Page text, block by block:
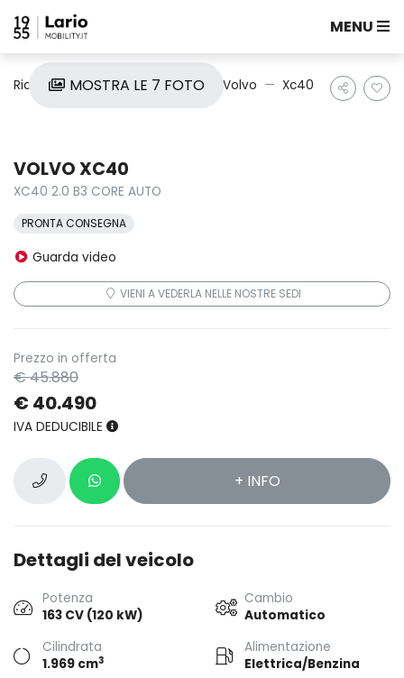
MENU
Ricerca auto Nuove e Km0 Volvo Xc40
MOSTRA LE 7 FOTO
VOLVO XC40
XC40 2.0 B3 CORE AUTO
PRONTA CONSEGNA
Guarda video
VIENI A VEDERLA NELLE NOSTRE SEDI
Prezzo in offerta
€ 45.880
€ 40.490
IVA DEDUCIBILE
+ INFO
Dettagli del veicolo
Potenza
163 CV (120 kW)
Cambio
Automatico
Cilindrata
1.969 cm3
Alimentazione
Elettrica/Benzina